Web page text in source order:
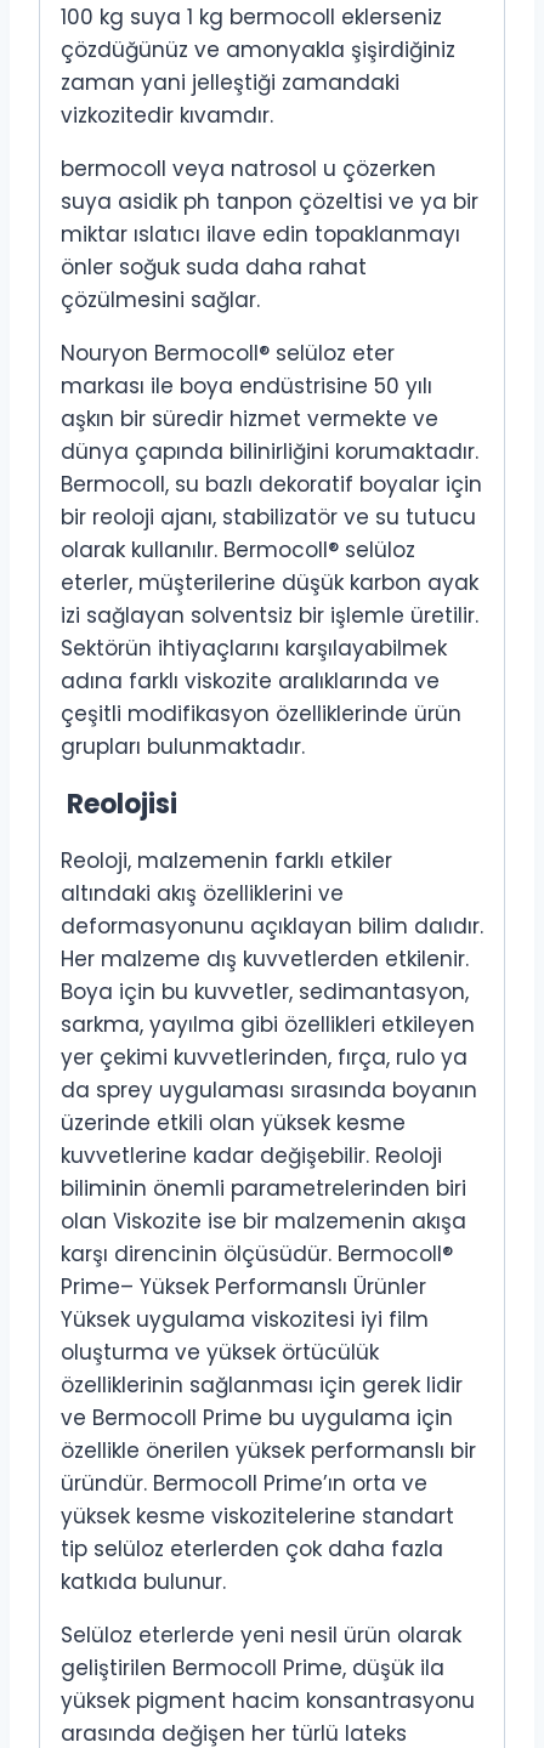
100 kg suya 1 kg bermocoll eklerseniz
çözdüğünüz ve amonyakla şişirdiğiniz
zaman yani jelleştiği zamandaki
vizkozitedir kıvamdır.
bermocoll veya natrosol u çözerken
suya asidik ph tanpon çözeltisi ve ya bir
miktar ıslatıcı ilave edin topaklanmayı
önler soğuk suda daha rahat
çözülmesini sağlar.
Nouryon Bermocoll® selüloz eter
markası ile boya endüstrisine 50 yılı
aşkın bir süredir hizmet vermekte ve
dünya çapında bilinirliğini korumaktadır.
Bermocoll, su bazlı dekoratif boyalar için
bir reoloji ajanı, stabilizatör ve su tutucu
olarak kullanılır. Bermocoll® selüloz
eterler, müşterilerine düşük karbon ayak
izi sağlayan solventsiz bir işlemle üretilir.
Sektörün ihtiyaçlarını karşılayabilmek
adına farklı viskozite aralıklarında ve
çeşitli modifikasyon özelliklerinde ürün
grupları bulunmaktadır.
Reolojisi
Reoloji, malzemenin farklı etkiler
altındaki akış özelliklerini ve
deformasyonunu açıklayan bilim dalıdır.
Her malzeme dış kuvvetlerden etkilenir.
Boya için bu kuvvetler, sedimantasyon,
sarkma, yayılma gibi özellikleri etkileyen
yer çekimi kuvvetlerinden, fırça, rulo ya
da sprey uygulaması sırasında boyanın
üzerinde etkili olan yüksek kesme
kuvvetlerine kadar değişebilir. Reoloji
biliminin önemli parametrelerinden biri
olan Viskozite ise bir malzemenin akışa
karşı direncinin ölçüsüdür. Bermocoll®
Prime– Yüksek Performanslı Ürünler
Yüksek uygulama viskozitesi iyi film
oluşturma ve yüksek örtücülük
özelliklerinin sağlanması için gerek lidir
ve Bermocoll Prime bu uygulama için
özellikle önerilen yüksek performanslı bir
üründür. Bermocoll Prime’ın orta ve
yüksek kesme viskozitelerine standart
tip selüloz eterlerden çok daha fazla
katkıda bulunur.
Selüloz eterlerde yeni nesil ürün olarak
geliştirilen Bermocoll Prime, düşük ila
yüksek pigment hacim konsantrasyonu
arasında değişen her türlü lateks